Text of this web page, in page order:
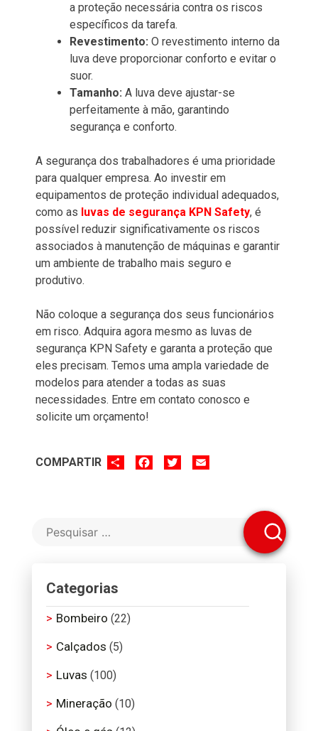
a proteção necessária contra os riscos
específicos da tarefa.
Revestimento: O revestimento interno da
luva deve proporcionar conforto e evitar o
suor.
Tamanho: A luva deve ajustar-se
perfeitamente à mão, garantindo
segurança e conforto.
A segurança dos trabalhadores é uma prioridade
para qualquer empresa. Ao investir em
equipamentos de proteção individual adequados,
como as luvas de segurança KPN Safety, é
possível reduzir significativamente os riscos
associados à manutenção de máquinas e garantir
um ambiente de trabalho mais seguro e
produtivo.
Não coloque a segurança dos seus funcionários
em risco. Adquira agora mesmo as luvas de
segurança KPN Safety e garanta a proteção que
eles precisam. Temos uma ampla variedade de
modelos para atender a todas as suas
necessidades. Entre em contato conosco e
solicite um orçamento!
COMPARTIR SHARE FACEBOOKTWITTER
Categorias
Bombeiro (22)
Calçados (5)
Luvas (100)
Mineração (10)